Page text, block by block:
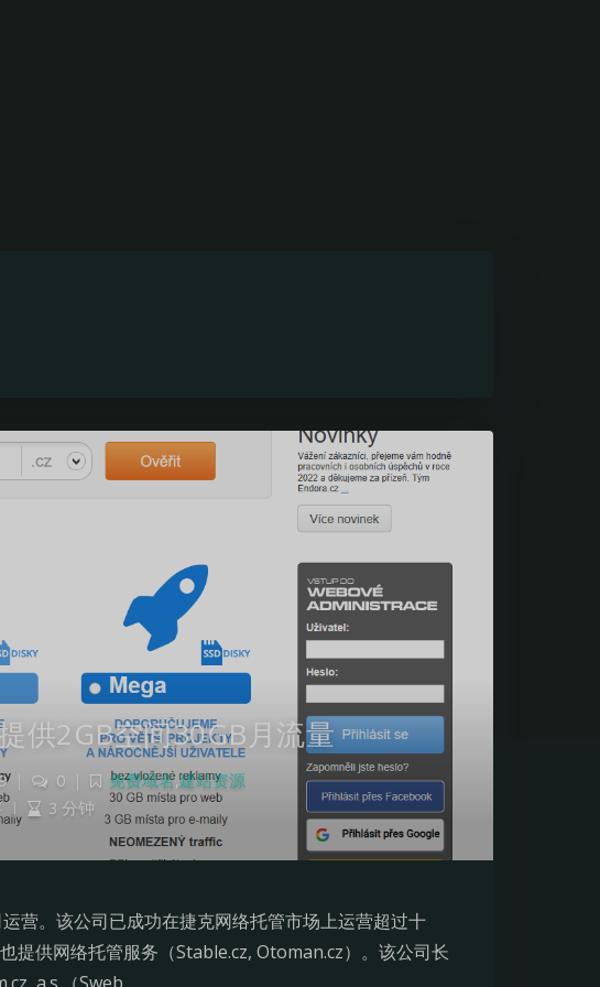
夜间模式
浅阴影 深阴影
供2GB空间30GB月流量
0 免费域名 建站资源
3 分钟
营。该公司已成功在捷克网络托管市场上运营超过十
提供网络托管服务（Stable.cz, Otoman.cz）。该公司长